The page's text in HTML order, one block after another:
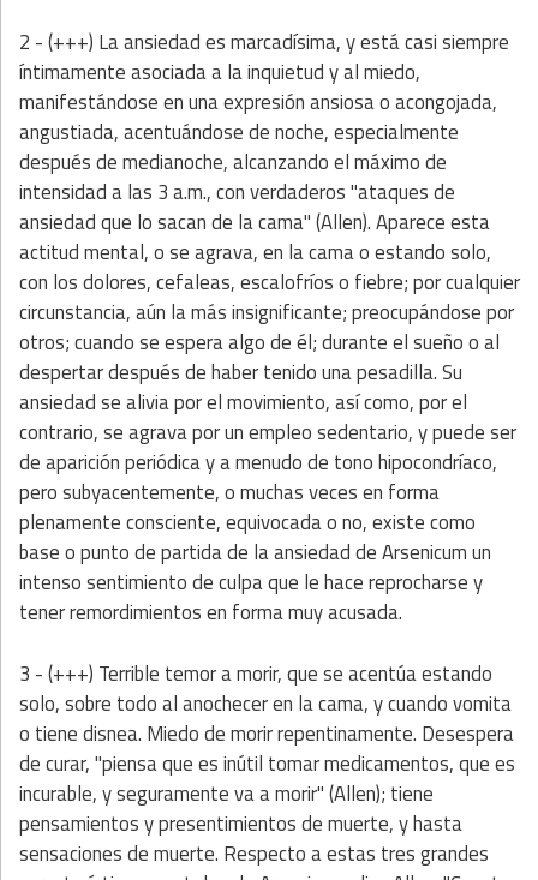
2 - (+++) La ansiedad es marcadísima, y está casi siempre
íntimamente asociada a la inquietud y al miedo,
manifestándose en una expresión ansiosa o acongojada,
angustiada, acentuándose de noche, especialmente
después de medianoche, alcanzando el máximo de
intensidad a las 3 a.m., con verdaderos "ataques de
ansiedad que lo sacan de la cama" (Allen). Aparece esta
actitud mental, o se agrava, en la cama o estando solo,
con los dolores, cefaleas, escalofríos o fiebre; por cualquier
circunstancia, aún la más insignificante; preocupándose por
otros; cuando se espera algo de él; durante el sueño o al
despertar después de haber tenido una pesadilla. Su
ansiedad se alivia por el movimiento, así como, por el
contrario, se agrava por un empleo sedentario, y puede ser
de aparición periódica y a menudo de tono hipocondríaco,
pero subyacentemente, o muchas veces en forma
plenamente consciente, equivocada o no, existe como
base o punto de partida de la ansiedad de Arsenicum un
intenso sentimiento de culpa que le hace reprocharse y
tener remordimientos en forma muy acusada.
3 - (+++) Terrible temor a morir, que se acentúa estando
solo, sobre todo al anochecer en la cama, y cuando vomita
o tiene disnea. Miedo de morir repentinamente. Desespera
de curar, "piensa que es inútil tomar medicamentos, que es
incurable, y seguramente va a morir" (Allen); tiene
pensamientos y presentimientos de muerte, y hasta
sensaciones de muerte. Respecto a estas tres grandes